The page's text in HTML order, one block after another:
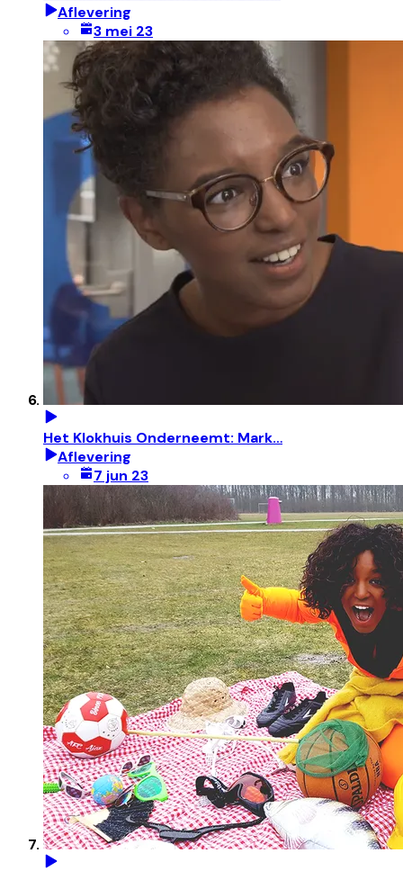
Aflevering
3 mei 23
Het Klokhuis Onderneemt: Mark…
Aflevering
7 jun 23